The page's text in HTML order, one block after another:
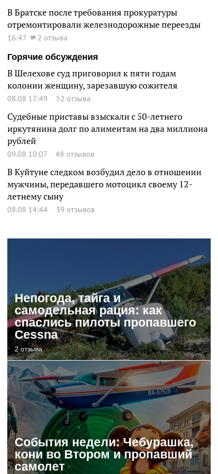
В Братске после требования прокуратуры
отремонтировали железнодорожные переезды
16:47
2 отзыва
Горячие обсуждения
В Шелехове суд приговорил к пяти годам
колонии женщину, зарезавшую сожителя
08.08 17:49 52 отзыва
Судебные приставы взыскали с 50-летнего
иркутянина долг по алиментам на два миллиона
рублей
09.08 10:07 48 отзывов
В Куйтуне следком возбудил дело в отношении
мужчины, передавшего мотоцикл своему 12-
летнему сыну
08.08 14:44 39 отзывов
Непогода, тайга и
самодельная рация: как
спаслись пилоты пропавшего
Cessna
2 отзыва
События недели: Чебурашка,
кони во Втором и пропавший
самолет